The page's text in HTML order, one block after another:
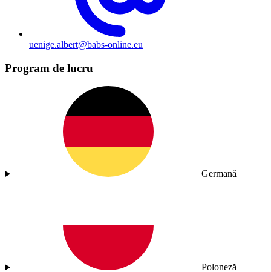
uenige.albert@babs-online.eu
Program de lucru
Germană
Poloneză